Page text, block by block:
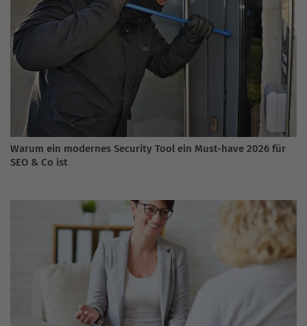
Warum ein modernes Security Tool ein Must-have 2026 für
SEO & Co ist